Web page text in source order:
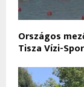
Országos
Tisza Vízi-